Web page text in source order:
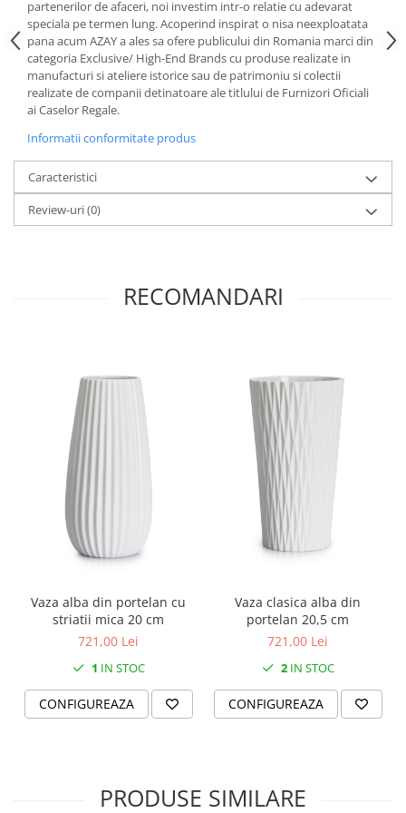
MORRIS&AMP;CO
KINGSLEY
SERENDIPITY GOLD
SERENDIPITY PLATINUM
CHELSEA
MEDICEA
PATCHWORK WILLOW
BLUE LILY
HIBISCUS
RENAISSANCE RED
SERENDIPITY WHITE
FLOWER FESTIVAL BLUE
FLOWER FESTIVAL RED
LOVE BIRDS
CHIQUE ROZ
CHIQUE STRIPES VERDE
Royal White
CHIQUE STRIPES GALBEN
CHIQUE GALBEN
partenerilor de afaceri, noi investim intr-o relatie cu adevarat
speciala pe termen lung. Acoperind inspirat o nisa neexploatata
pana acum AZAY a ales sa ofere publicului din Romania marci din
categoria Exclusive/ High-End Brands cu produse realizate in
manufacturi si ateliere istorice sau de patrimoniu si colectii
realizate de companii detinatoare ale titlului de Furnizori Oficiali
ai Caselor Regale.
Informatii conformitate produs
Caracteristici
Review-uri(0)
RECOMANDARI
Vaza alba din portelan cu
striatii mica 20 cm
721,00 Lei
1 IN STOC
CONFIGUREAZA
Vaza clasica alba din
portelan 20,5 cm
721,00 Lei
2IN STOC
CONFIGUREAZA
PRODUSE SIMILARE